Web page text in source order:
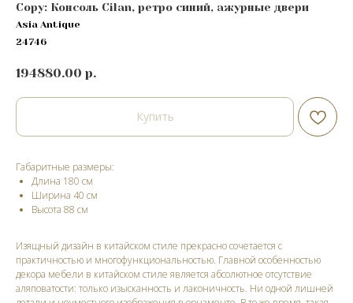
Copy: Консоль Cilan, ретро синий, ажурные двери
Asia Antique
24746
194880.00 р.
Купить
Габаритные размеры:
Длина 180 см
Ширина 40 см
Высота 88 cм
Изящный дизайн в китайском стиле прекрасно сочетается с
практичностью и многофункциональностью. Главной особенностью
декора мебели в китайском стиле является абсолютное отсутствие
аляповатости: только изысканность и лаконичность. Ни одной лишней